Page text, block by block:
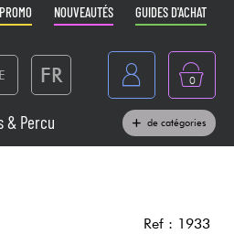
PROMO NOUVEAUTÉS GUIDES D'ACHAT
FR 0
& Percu
de catégories
Ref : 1933